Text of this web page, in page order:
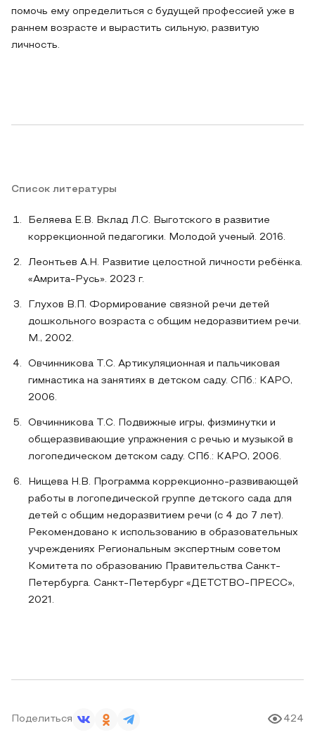
помочь ему определиться с будущей профессией уже в
раннем возрасте и вырастить сильную, развитую
личность.
Список литературы
Беляева Е.В. Вклад Л.С. Выготского в развитие
коррекционной педагогики. Молодой ученый. 2016.
Леонтьев А.Н. Развитие целостной личности ребёнка.
«Амрита-Русь». 2023 г.
Глухов В.П. Формирование связной речи детей
дошкольного возраста с общим недоразвитием речи.
М., 2002.
Овчинникова Т.С. Артикуляционная и пальчиковая
гимнастика на занятиях в детском саду. СПб.: КАРО,
2006.
Овчинникова Т.С. Подвижные игры, физминутки и
общеразвивающие упражнения с речью и музыкой в
логопедическом детском саду. СПб.: КАРО, 2006.
Нищева Н.В. Программа коррекционно-развивающей
работы в логопедической группе детского сада для
детей с общим недоразвитием речи (с 4 до 7 лет).
Рекомендовано к использованию в образовательных
учреждениях Региональным экспертным советом
Комитета по образованию Правительства Санкт-
Петербурга. Санкт-Петербург «ДЕТСТВО-ПРЕСС»,
2021.
Поделиться 424